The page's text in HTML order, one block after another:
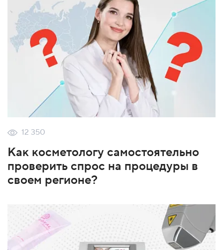
12 350
Как косметологу самостоятельно
проверить спрос на процедуры в
своем регионе?